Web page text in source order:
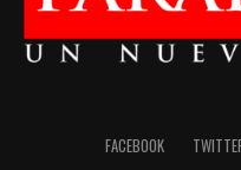
FACEBOOK